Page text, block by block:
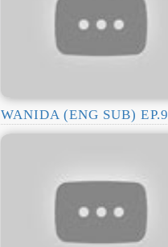
WANIDA (ENG SUB)